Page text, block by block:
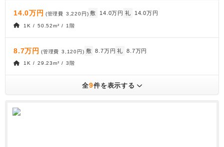
14.0万円 (管理費 3,220円 ) 敷 14.0万円 礼 14.0万円
1K / 50.52m² / 1階
8.7万円 (管理費 3,120円) 敷 8.7万円 礼 8.7万円
1K / 29.23m² / 3階
全9件を表示する